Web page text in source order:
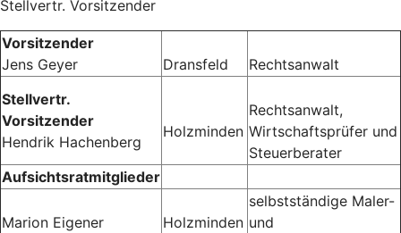
Stellvertr. Vorsitzender
Vorsitzender
Jens Geyer
Dransfeld
Rechtsanwalt
Stellvertr.
Vorsitzender
Hendrik Hachenberg
Holzminden
Rechtsanwalt,
Wirtschaftsprüfer und
Steuerberater
Aufsichtsratmitglieder
Marion Eigener Holzminden
selbstständige Maler-
und